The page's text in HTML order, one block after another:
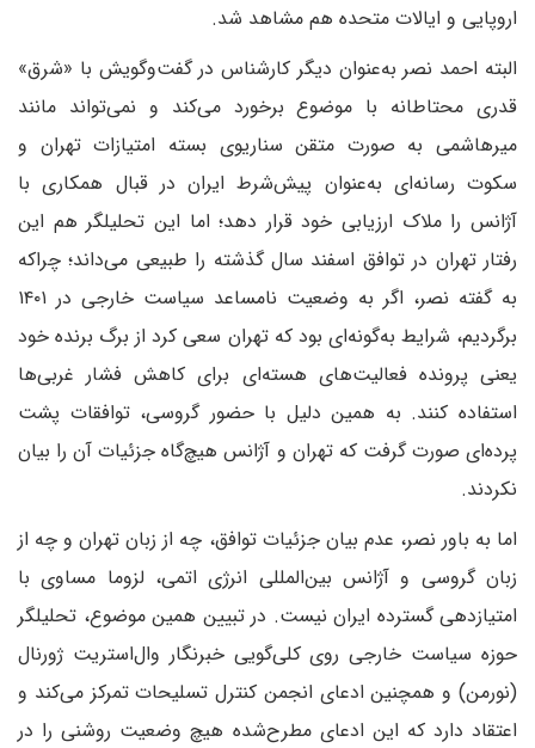
اروپایی و ایالات متحده هم مشاهد شد.
البته احمد نصر به‌عنوان دیگر کارشناس در گفت‌وگویش با «شرق»
قدری محتاطانه با موضوع برخورد می‌کند و نمی‌تواند مانند
میرهاشمی به صورت متقن سناریوی بسته امتیازات تهران و
سکوت رسانه‌ای به‌عنوان پیش‌شرط ایران در قبال همکاری با
آژانس را ملاک ارزیابی خود قرار دهد؛ اما این تحلیلگر هم این
رفتار تهران در توافق اسفند سال گذشته را طبیعی می‌داند؛ چرا‌که
به گفته نصر، اگر به وضعیت نامساعد سیاست خارجی در ۱۴۰۱
برگردیم، شرایط به‌گونه‌ای بود که تهران سعی کرد از برگ برنده خود
یعنی پرونده فعالیت‌های هسته‌ای برای کاهش فشار غربی‌ها
استفاده کنند. به همین دلیل با حضور گروسی، توافقات پشت
پرده‌ای صورت گرفت که تهران و آژانس هیچ‌گاه جزئیات آن را بیان
نکردند.
اما به باور نصر، عدم بیان جزئیات توافق، چه از زبان تهران و چه از
زبان گروسی و آژانس بین‌المللی انرژی اتمی، لزوما مساوی با
امتیازدهی گسترده ایران نیست. در تبیین همین موضوع، تحلیلگر
حوزه سیاست خارجی روی کلی‌گویی خبرنگار وال‌استریت ژورنال
(نورمن) و همچنین ادعای انجمن کنترل تسلیحات تمرکز می‌کند و
اعتقاد دارد که این ادعای مطرح‌شده هیچ وضعیت روشنی را در